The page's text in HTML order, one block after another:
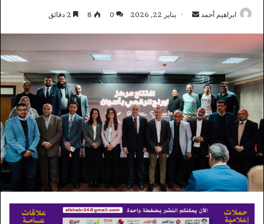
ابراهيم أحمد
أرسل يناير 22, 2026 0
8